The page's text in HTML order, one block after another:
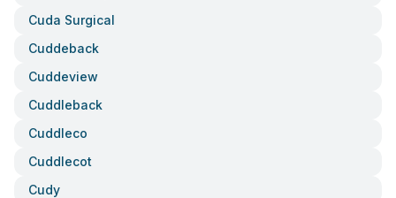
Cuda Surgical
Cuddeback
Cuddeview
Cuddleback
Cuddleco
Cuddlecot
Cudy